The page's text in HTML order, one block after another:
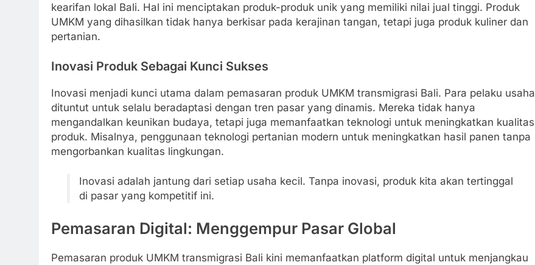
kearifan lokal Bali. Hal ini menciptakan produk-produk unik yang memiliki nilai jual tinggi. Produk
UMKM yang dihasilkan tidak hanya berkisar pada kerajinan tangan, tetapi juga produk kuliner dan
pertanian.
Inovasi Produk Sebagai Kunci Sukses
Inovasi menjadi kunci utama dalam pemasaran produk UMKM transmigrasi Bali. Para pelaku usaha
dituntut untuk selalu beradaptasi dengan tren pasar yang dinamis. Mereka tidak hanya
mengandalkan keunikan budaya, tetapi juga memanfaatkan teknologi untuk meningkatkan kualitas
produk. Misalnya, penggunaan teknologi pertanian modern untuk meningkatkan hasil panen tanpa
mengorbankan kualitas lingkungan.
Inovasi adalah jantung dari setiap usaha kecil. Tanpa inovasi, produk kita akan tertinggal
di pasar yang kompetitif ini.
Pemasaran Digital: Menggempur Pasar Global
Pemasaran produk UMKM transmigrasi Bali kini memanfaatkan platform digital untuk menjangkau